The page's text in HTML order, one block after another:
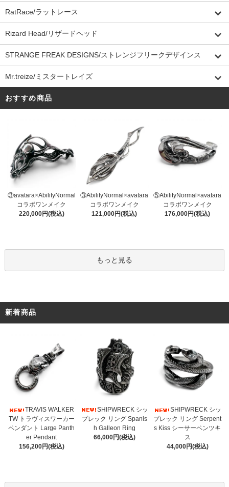
RatRace/ラットレース
Rizard Head/リザードヘッド
STRANGE FREAK DESIGNS/ストレンジフリークデザインス
Mr.treize/ミスタートレイズ
おすすめ商品
③avatara×AbilityNormal
コラボワンメイク
220,000円(税込)
③AbilityNormal×avatara
コラボワンメイク
121,000円(税込)
⑤AbilityNormal×avatara
コラボワンメイク
176,000円(税込)
もっと見る
新着商品
TRAVIS WALKER
TW トラヴィスワーカー
ペンダント Large Panth
er Pendant
156,200円(税込)
SHIPWRECK シッ
プレック リング Spanis
h Galleon Ring
66,000円(税込)
SHIPWRECK シッ
プレック リング Serpent
s Kiss シーサーペンツキ
ス
44,000円(税込)